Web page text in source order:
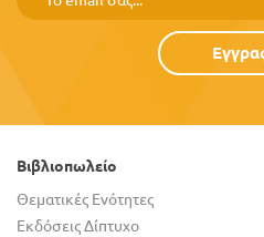
Βιβλιοπωλείο
Θεματικές Ενότητες
Εκδόσεις Δίπτυχο